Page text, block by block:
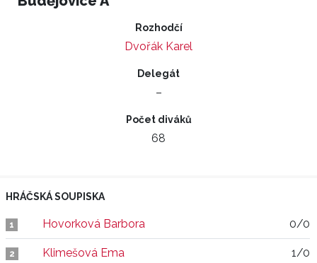
Rozhodčí
Dvořák Karel
Delegát
–
Počet diváků
68
HRÁČSKÁ SOUPISKA
1 Hovorková Barbora 0/0
2 Klimešová Ema 1/0